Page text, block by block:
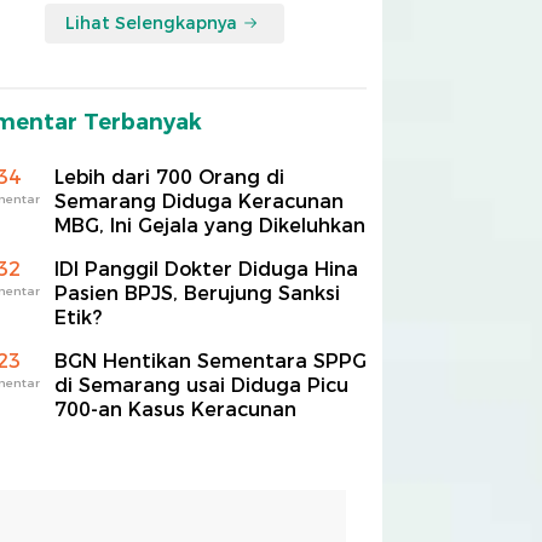
Lihat Selengkapnya
Terbanyak
Lebih dari 700 Orang di
Semarang Diduga Keracunan
MBG, Ini Gejala yang Dikeluhkan
IDI Panggil Dokter Diduga Hina
Pasien BPJS, Berujung Sanksi
Etik?
BGN Hentikan Sementara SPPG
di Semarang usai Diduga Picu
700-an Kasus Keracunan